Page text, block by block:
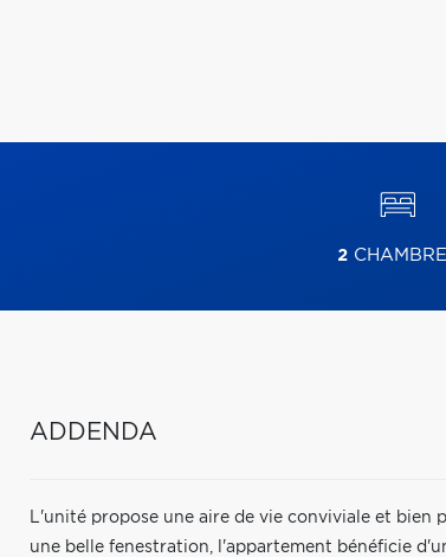
2
ADDENDA
L'unité propose une aire de vie conviviale et bien
une belle fenestration, l'appartement bénéficie